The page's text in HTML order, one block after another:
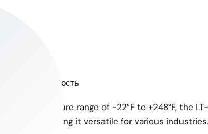
устойчивость
in a temperature range of -22°F to +248°F, the
making it versatile for various industries.